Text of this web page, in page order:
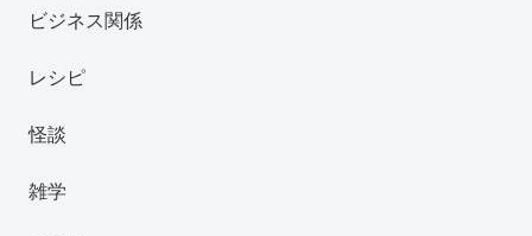
ビジネス関係
レシピ
怪談
雑学